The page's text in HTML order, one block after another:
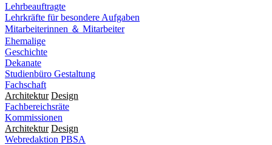
Lehrbeauftragte
Lehrkräfte für besondere Aufgaben
Mitarbeiterinnen ＆ Mitarbeiter
Ehemalige
Geschichte
Dekanate
Studienbüro Gestaltung
Fachschaft
Architektur Design
Fachbereichsräte
Kommissionen
Architektur Design
Webredaktion PBSA